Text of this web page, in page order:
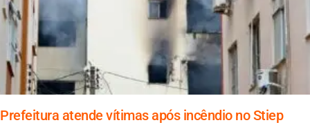
Prefeitura atende vítimas após incêndio no Stiep